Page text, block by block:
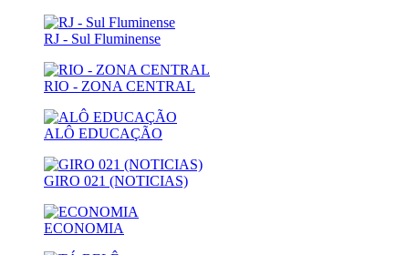
RJ - Sul Fluminense
RIO - ZONA CENTRAL
ALÔ EDUCAÇÃO
GIRO 021 (NOTICIAS)
ECONOMIA